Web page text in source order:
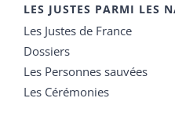
LES JUSTES PARMI LES
Les Justes de France
Dossiers
Les Personnes sauvées
Les Cérémonies